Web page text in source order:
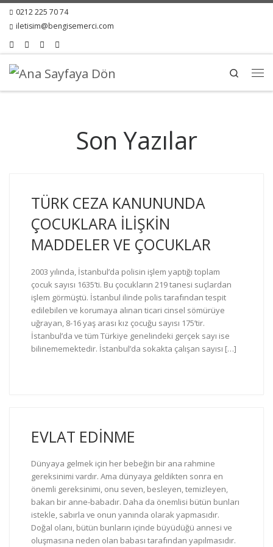
0212 225 70 74
iletisim@bengisemerci.com
Search
Son Yazılar
TÜRK CEZA KANUNUNDA
ÇOCUKLARA İLİŞKİN
MADDELER VE ÇOCUKLAR
2003 yılında, İstanbul’da polisin işlem yaptığı toplam
çocuk sayısı 1635’ti. Bu çocukların 219 tanesi suçlardan
işlem görmüştü. İstanbul ilinde polis tarafından tespit
edilebilen ve korumaya alınan ticari cinsel sömürüye
uğrayan, 8-16 yaş arası kız çocuğu sayısı 175’tir.
İstanbul’da ve tüm Türkiye genelindeki gerçek sayı ise
bilinememektedir. İstanbul’da sokakta çalışan sayısı […]
EVLAT EDİNME
Dünyaya gelmek için her bebeğin bir ana rahmine
gereksinimi vardır. Ama dünyaya geldikten sonra en
önemli gereksinimi, onu seven, besleyen, temizleyen,
bakan bir anne-babadır. Daha da önemlisi bütün bunları
istekle, sabırla ve onun yanında olarak yapmasıdır.
Doğal olanı, bütün bunların içinde büyüdüğü annesi ve
oluşmasına neden olan babası tarafından yapılmasıdır.